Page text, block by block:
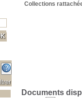
Collections
Documents